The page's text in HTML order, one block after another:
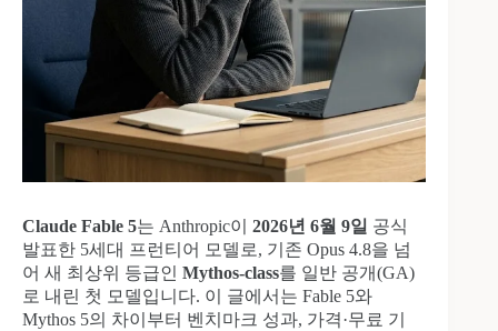
Claude Fable 5는 Anthropic이 2026년 6월 9일 공식
발표한 5세대 프런티어 모델로, 기존 Opus 4.8을 넘
어 새 최상위 등급인 Mythos-class를 일반 공개(GA)
로 내린 첫 모델입니다. 이 글에서는 Fable 5와
Mythos 5의 차이부터 벤치마크 성과, 가격·무료 기